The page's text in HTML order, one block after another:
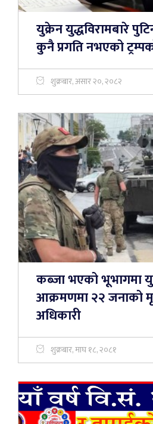
युक्रेन युद्धविरामबारे
कुनै प्रगति नभएको
शुक्रबार, असार २०, २०८२
कब्जा भएको भूभागमा
आक्रमणमा २२ जनाको
अधिकारी
शुक्रबार, माघ १८, २०८१